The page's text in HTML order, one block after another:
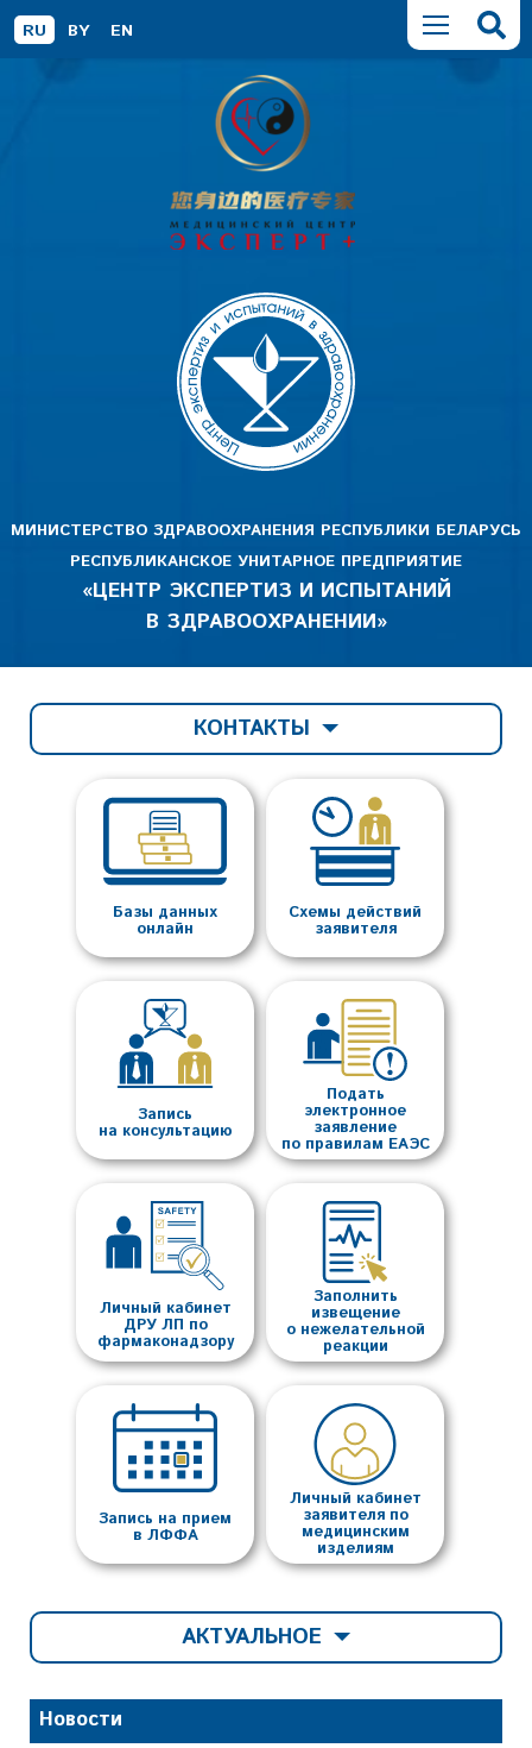
RU BY EN
МИНИСТЕРСТВО ЗДРАВООХРАНЕНИЯ РЕСПУБЛИКИ БЕЛАРУСЬ
РЕСПУБЛИКАНСКОЕ УНИТАРНОЕ ПРЕДПРИЯТИЕ
«ЦЕНТР ЭКСПЕРТИЗ И ИСПЫТАНИЙ
В ЗДРАВООХРАНЕНИИ»
КОНТАКТЫ
Базы данных
онлайн
Схемы действий
заявителя
Запись
на консультацию
Подать
электронное
заявление
по правилам ЕАЭС
Личный кабинет
ДРУ ЛП по
фармаконадзору
Заполнить
извещение
о нежелательной
реакции
Запись на прием
в ЛФФА
Личный кабинет
заявителя по
медицинским
изделиям
Новости
АКТУАЛЬНОЕ